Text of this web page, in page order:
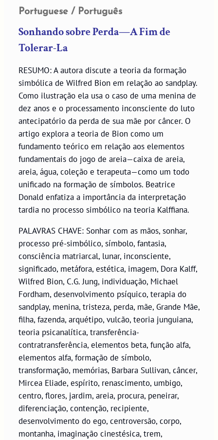
Portuguese / Português
Sonhando sobre Perda—A Fim de
Tolerar-La
RESUMO: A autora discute a teoria da formação
simbólica de Wilfred Bion em relação ao sandplay.
Como ilustração ela usa o caso de uma menina de
dez anos e o processamento inconsciente do luto
antecipatório da perda de sua mãe por câncer. O
artigo explora a teoria de Bion como um
fundamento teórico em relação aos elementos
fundamentais do jogo de areia—caixa de areia,
areia, água, coleção e terapeuta—como um todo
unificado na formação de símbolos. Beatrice
Donald enfatiza a importância da interpretação
tardia no processo simbólico na teoria Kalffiana.
PALAVRAS CHAVE: Sonhar com as mãos, sonhar,
processo pré-simbólico, símbolo, fantasia,
consciência matriarcal, lunar, inconsciente,
significado, metáfora, estética, imagem, Dora Kalff,
Wilfred Bion, C.G. Jung, individuação, Michael
Fordham, desenvolvimento psíquico, terapia do
sandplay, menina, tristeza, perda, mãe, Grande Mãe,
filha, fazenda, arquétipo, vulcão, teoria junguiana,
teoria psicanalítica, transferência-
contratransferência, elementos beta, função alfa,
elementos alfa, formação de símbolo,
transformação, memórias, Barbara Sullivan, câncer,
Mircea Eliade, espírito, renascimento, umbigo,
centro, flores, jardim, areia, procura, peneirar,
diferenciação, contenção, recipiente,
desenvolvimento do ego, centroversão, corpo,
montanha, imaginação cinestésica, trem,